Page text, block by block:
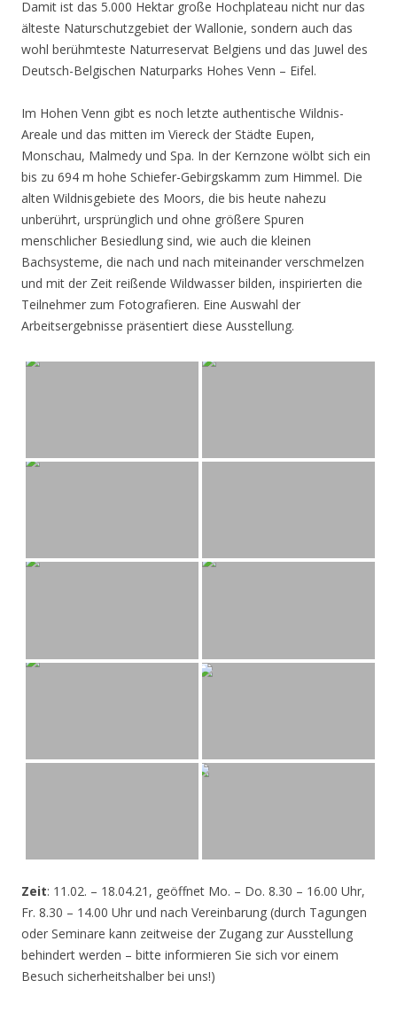
Damit ist das 5.000 Hektar große Hochplateau nicht nur das
älteste Naturschutzgebiet der Wallonie, sondern auch das
wohl berühmteste Naturreservat Belgiens und das Juwel des
Deutsch-Belgischen Naturparks Hohes Venn – Eifel.
Im Hohen Venn gibt es noch letzte authentische Wildnis-
Areale und das mitten im Viereck der Städte Eupen,
Monschau, Malmedy und Spa. In der Kernzone wölbt sich ein
bis zu 694 m hohe Schiefer-Gebirgskamm zum Himmel. Die
alten Wildnisgebiete des Moors, die bis heute nahezu
unberührt, ursprünglich und ohne größere Spuren
menschlicher Besiedlung sind, wie auch die kleinen
Bachsysteme, die nach und nach miteinander verschmelzen
und mit der Zeit reißende Wildwasser bilden, inspirierten die
Teilnehmer zum Fotografieren. Eine Auswahl der
Arbeitsergebnisse präsentiert diese Ausstellung.
Zeit: 11.02. – 18.04.21, geöffnet Mo. – Do. 8.30 – 16.00 Uhr,
Fr. 8.30 – 14.00 Uhr und nach Vereinbarung (durch Tagungen
oder Seminare kann zeitweise der Zugang zur Ausstellung
behindert werden – bitte informieren Sie sich vor einem
Besuch sicherheitshalber bei uns!)